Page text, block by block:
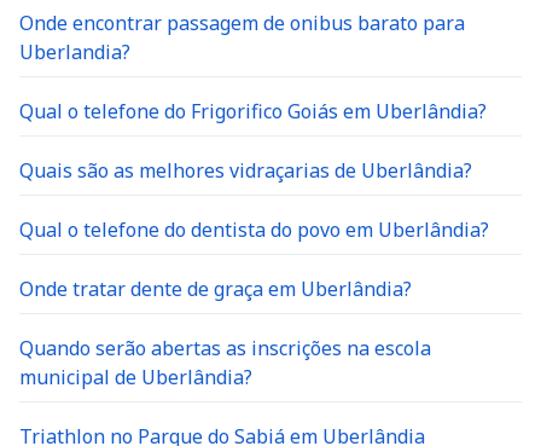
Onde encontrar passagem de onibus barato para
Uberlandia?
Qual o telefone do Frigorifico Goiás em Uberlândia?
Quais são as melhores vidraçarias de Uberlândia?
Qual o telefone do dentista do povo em Uberlândia?
Onde tratar dente de graça em Uberlândia?
Quando serão abertas as inscrições na escola
municipal de Uberlândia?
Triathlon no Parque do Sabiá em Uberlândia